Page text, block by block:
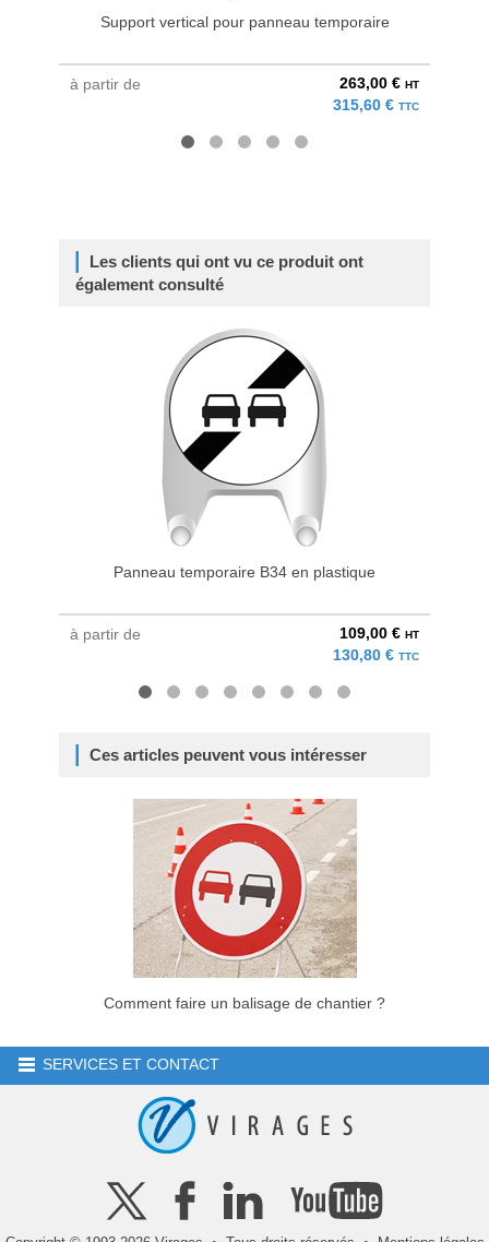
Support vertical pour panneau temporaire
à partir de 263,00 € HT
315,60 € TTC
Les clients qui ont vu ce produit ont
également consulté
Panneau temporaire B34 en plastique
à partir de 109,00 € HT
130,80 € TTC
Ces articles peuvent vous intéresser
Comment faire un balisage de chantier ?
SERVICES ET CONTACT